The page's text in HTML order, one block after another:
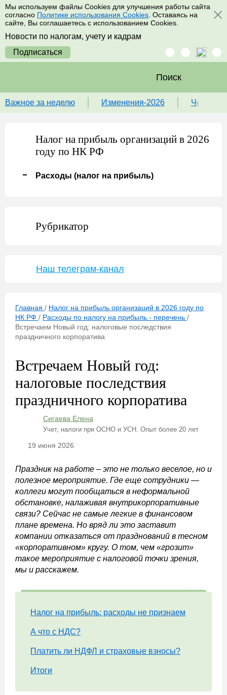
Мы используем файлы Cookies для улучшения работы сайта
согласно Политике использования Cookies . Оставаясь на
сайте, Вы соглашаетесь с использованием Cookies.
Новости по налогам, учету и кадрам
Подписаться
Поиск
Важное за неделю Изменения-2026 Чек-
Налог на прибыль организаций в 2026
году по НК РФ
Расходы (налог на прибыль)
Рубрикатор
Наш телеграм-канал
Главная / Налог на прибыль организаций в 2026 году по
НК РФ / Расходы по налогу на прибыль - перечень /
Встречаем Новый год: налоговые последствия
праздничного корпоратива
Встречаем Новый год:
налоговые последствия
праздничного корпоратива
Сигаева Елена
Учет, налоги при ОСНО и УСН. Опыт более 20 лет
19 июня 2026
Праздник на работе – это не только веселое, но и
полезное мероприятие. Где еще сотрудники —
коллеги могут пообщаться в неформальной
обстановке, налаживая внутрикорпоративные
связи? Сейчас не самые легкие в финансовом
плане времена. Но вряд ли это заставит
компании отказаться от празднований в тесном
«корпоративном» кругу. О том, чем «грозит»
такое мероприятие с налоговой точки зрения,
мы и расскажем.
Налог на прибыль: расходы не признаем
А что с НДС?
Платить ли НДФЛ и страховые взносы?
Итоги